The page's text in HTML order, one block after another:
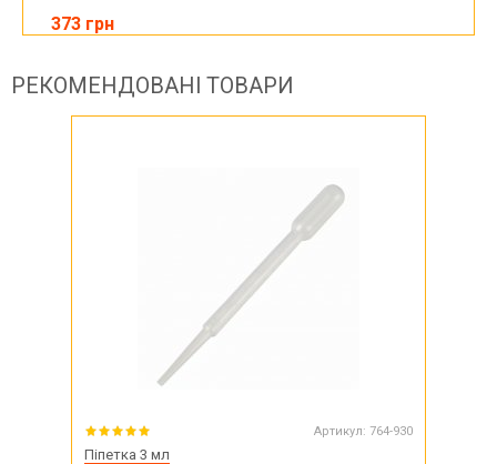
373 грн
РЕКОМЕНДОВАНІ ТОВАРИ
Артикул: 764-930
Піпетка 3 мл